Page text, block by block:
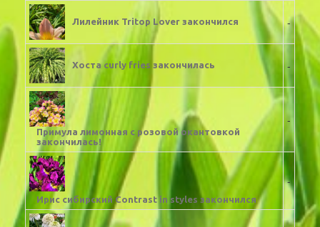
Лилейник Tritop Lover закончился -
Хоста curly fries закончилась -
Примула лимонная с розовой окантовкой
закончилась!
-
Ирис сибирский Contrast in styles закончился
-